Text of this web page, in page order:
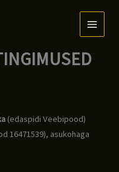
(edaspidi Veebipood)
16471539), asukohaga